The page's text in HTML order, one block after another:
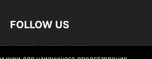
FOLLOW US